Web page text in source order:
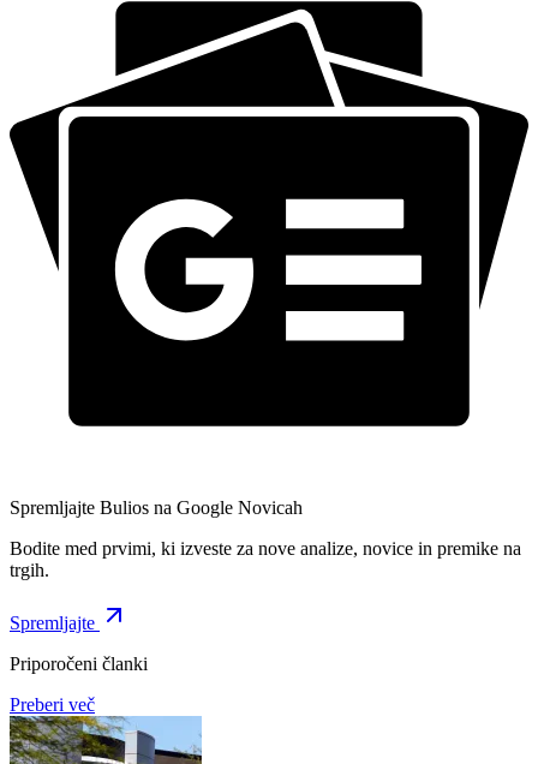
Spremljajte Bulios na Google Novicah
Bodite med prvimi, ki izveste za nove analize, novice in premike na
trgih.
Spremljajte
Priporočeni članki
Preberi več